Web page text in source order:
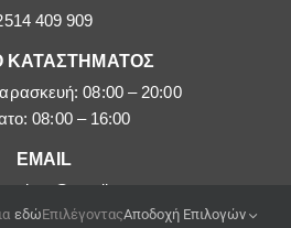
409 909
ΚΑΤΑΣΤΗΜΑΤΟΣ
08:00 – 20:00
08:00 – 16:00
EMAIL
εδώΕπιλέγονταςΑποδοχή Επιλογών